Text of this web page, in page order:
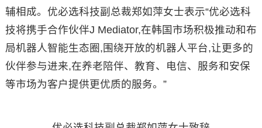
辅相成。优必选科技副总裁郑如萍女士表示“优必选科
技将携手合作伙伴J Mediator,在韩国市场积极推动和布
局机器人智能生态圈,围绕开放的机器人平台,让更多的
伙伴参与进来,在养老陪伴、教育、电信、服务和安保
等市场为客户提供更优质的服务。”